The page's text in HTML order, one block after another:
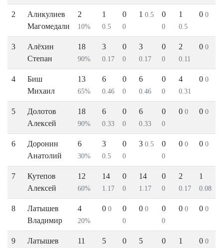
2
Аликулиев
Магомедали
2
10%
1
0.5
0
0
1 0.5 0
0
1
0.5
0 0
3
Алёхин
Степан
18
90%
3
0.17
0
0
3
0.17
0
0
2
0.11
0 0
4
Биш
Михаил
13
65%
6
0.46
0
0
6
0.46
0
0
4
0.31
0 0
5
Долотов
Алексей
18
90%
6
0.33
0
0
6
0.33
0
0
0 0 0 0
6
Доронин
Анатолий
6
30%
3
0.5
0
0
3 0.5 0
0
0 0 0 0
7
Кутепов
Алексей
12
60%
14
1.17
0
0
14
1.17
0
0
2
0.17
1
0.08
8
Латышев
Владимир
4
20%
0 0 0
0
0 0 0
0
0 0 0 0
9
Латышев
11 5 0 5 0 1 0 0